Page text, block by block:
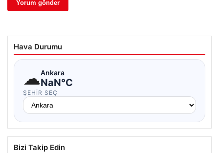
Hava Durumu
☁Ankara
NaN°C
ŞEHIR SEÇ
Bizi Takip Edin